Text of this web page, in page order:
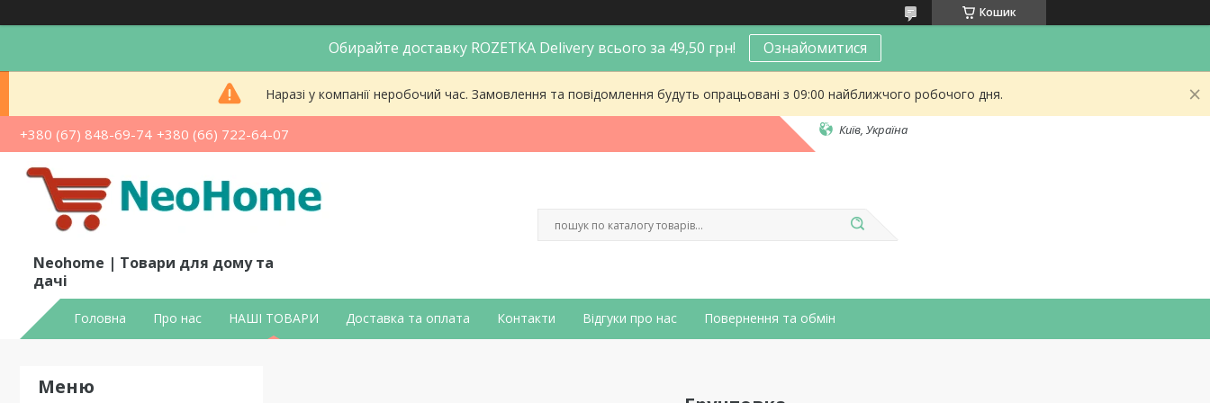
Кошик
Обирайте доставку ROZETKA Delivery всього за 49,50 грн! Ознайомитися
Наразі у компанії неробочий час. Замовлення та повідомлення будуть опрацьовані з 09:00 найближчого робочого дня.
+380 (67) 848-69-74 +380 (66) 722-64-07 Київ, Україна
Neohome | Товари для дому та
дачі
Головна Про нас НАШІ ТОВАРИ Доставка та оплата Контакти Відгуки про нас Повернення та обмін